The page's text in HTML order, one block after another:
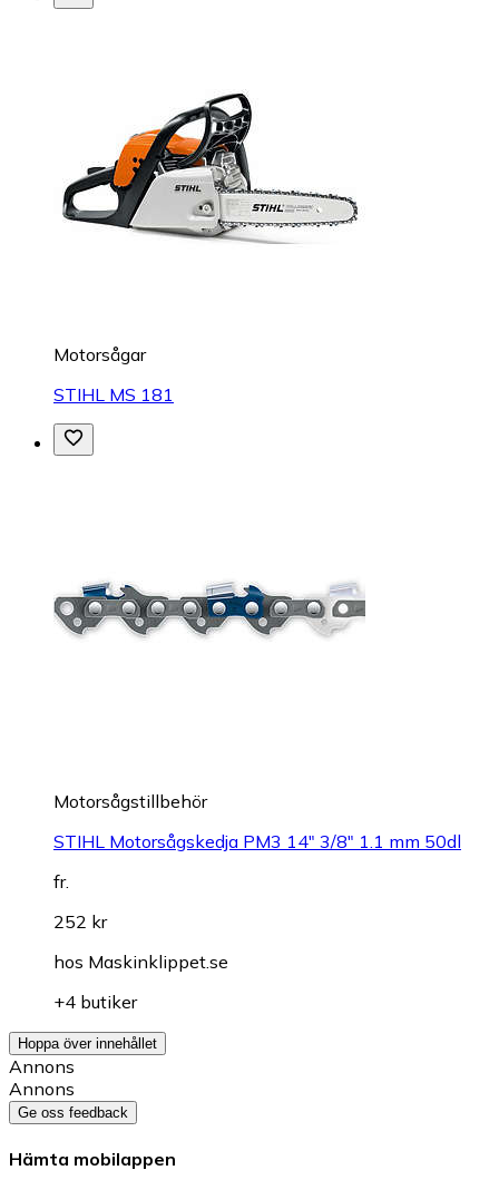
Motorsågar
STIHL MS 181
Motorsågstillbehör
STIHL Motorsågskedja PM3 14" 3/8" 1.1 mm 50dl
fr.
252 kr
hos Maskinklippet.se
+4 butiker
Hoppa över innehållet
Annons
Annons
Ge oss feedback
Hämta mobilappen